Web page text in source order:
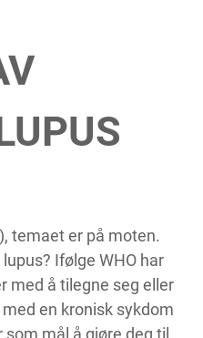
temaet er på moten.
Ifølge WHO har
med å tilegne seg eller
en kronisk sykdom
mål å gjøre deg til